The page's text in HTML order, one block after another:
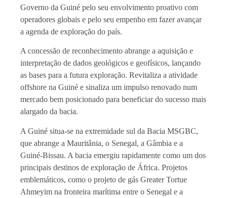
Governo da Guiné pelo seu envolvimento proativo com
operadores globais e pelo seu empenho em fazer avançar
a agenda de exploração do país.
A concessão de reconhecimento abrange a aquisição e
interpretação de dados geológicos e geofísicos, lançando
as bases para a futura exploração. Revitaliza a atividade
offshore na Guiné e sinaliza um impulso renovado num
mercado bem posicionado para beneficiar do sucesso mais
alargado da bacia.
A Guiné situa-se na extremidade sul da Bacia MSGBC,
que abrange a Mauritânia, o Senegal, a Gâmbia e a
Guiné-Bissau. A bacia emergiu rapidamente como um dos
principais destinos de exploração de África. Projetos
emblemáticos, como o projeto de gás Greater Tortue
Ahmeyim na fronteira marítima entre o Senegal e a